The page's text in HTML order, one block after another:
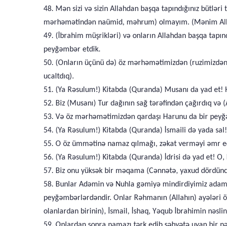
48. Mən sizi və sizin Allahdan başqa tapındığınız
mərhəmətindən naümid, məhrum) olmayım. (Mənim
49. (İbrahim müşrikləri) və onların Allahdan başqa
peyğəmbər etdik.
50. (Onların üçünü də) öz mərhəmətimizdən
ucaltdıq).
51. (Ya Rəsulum!) Kitabda (Quranda) Musanı da yad
52. Biz (Musanı) Tur dağının sağ tərəfindən çağırdıq
53. Və öz mərhəmətimizdən qardaşı Harunu da bir
54. (Ya Rəsulum!) Kitabda (Quranda) İsmaili də yada
55. O öz ümmətinə namaz qılmağı, zəkat verməyi əmr
56. (Ya Rəsulum!) Kitabda (Quranda) İdrisi də yad et!
57. Biz onu yüksək bir məqama (Cənnətə, yaxud
58. Bunlar Adəmin və Nuhla gəmiyə mindirdiyimiz
peyğəmbərlərdəndir. Onlar Rəhmanın (Allahın) ayələri
olanlardan birinin), İsmail, İshaq, Yəqub İbrahimin